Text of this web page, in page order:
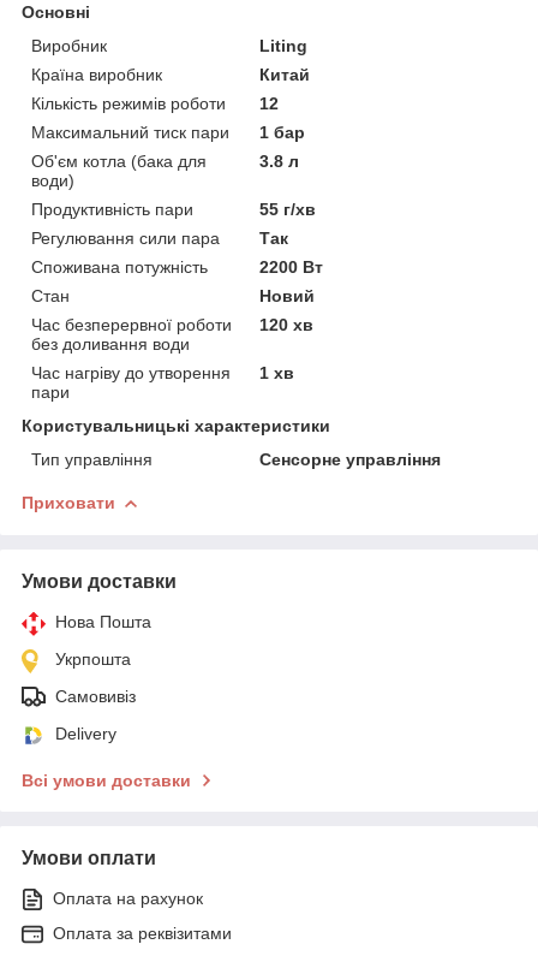
Основні
Виробник
Liting
Країна виробник
Китай
Кількість режимів роботи
12
Максимальний тиск пари
1 бар
Об'єм котла (бака для
води)
3.8 л
Продуктивність пари
55 г/хв
Регулювання сили пара
Так
Споживана потужність
2200 Вт
Стан
Новий
Час безперервної роботи
без доливання води
120 хв
Час нагріву до утворення
пари
1 хв
Користувальницькі характеристики
Тип управління
Сенсорне управління
Приховати
Умови доставки
Нова Пошта
Укрпошта
Самовивіз
Delivery
Всі умови доставки
Умови оплати
Оплата на рахунок
Оплата за реквізитами